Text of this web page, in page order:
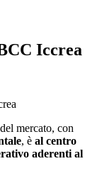
Iccrea
mercato, con
, è al centro
aderenti al